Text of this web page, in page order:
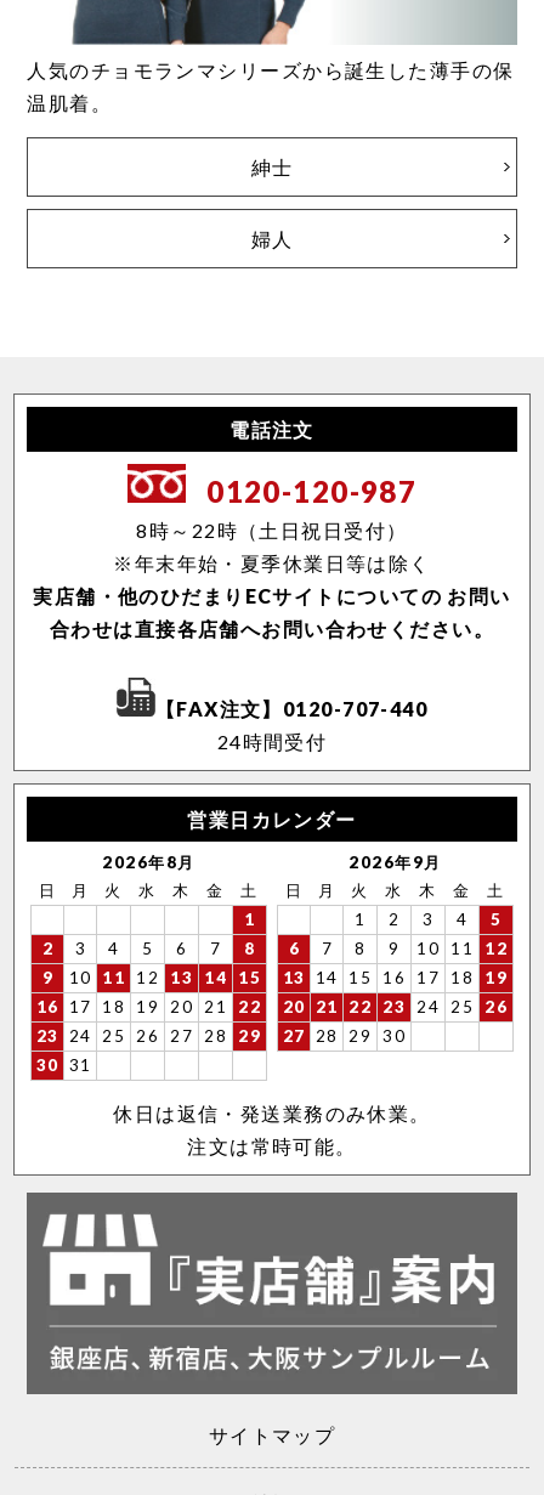
人気のチョモランマシリーズから誕生した薄手の保
温肌着。
紳士
婦人
電話注文
0120-120-987
8時～22時（土日祝日受付）
※年末年始・夏季休業日等は除く
実店舗・他のひだまりECサイトについての お問い
合わせは直接各店舗へお問い合わせください。
【FAX注文】0120-707-440
24時間受付
営業日カレンダー
2026年8月
日
月 火 水 木 金
土
1
2
3 4 5 6 7
8
9
10 11 12 13 14
15
16
17 18 19 20 21
22
23
24 25 26 27 28
29
30
31
2026年9月
日
月 火 水 木 金
土
1
2 3 4
5
6
7 8 9 10 11
12
13
14 15 16 17 18
19
20
21 22 23 24 25
26
27
28 29 30
休日は返信・発送業務のみ休業。
注文は常時可能。
サイトマップ